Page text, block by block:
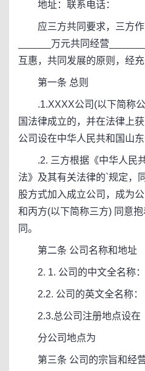
地址：联系电话：
应三方共同要求，三方作
______万元共同经营
互惠，共同发展的原则，经
第一条 总则
.1.XXXX公司(以下简称公
国法律成立的，并在法律上
公司设在中华人民共和国山东
.2. 三方根据《中华人民共
法》及其有关法律的`规定，
股方式加入成立公司，成为
和丙方(以下简称三方) 同意
同。
第二条 公司名称和地址
2. 1. 公司的中文全名称：
2.2. 公司的英文全名称：
2.3.总公司注册地点设在
分公司地点为
第三条 公司的宗旨和经